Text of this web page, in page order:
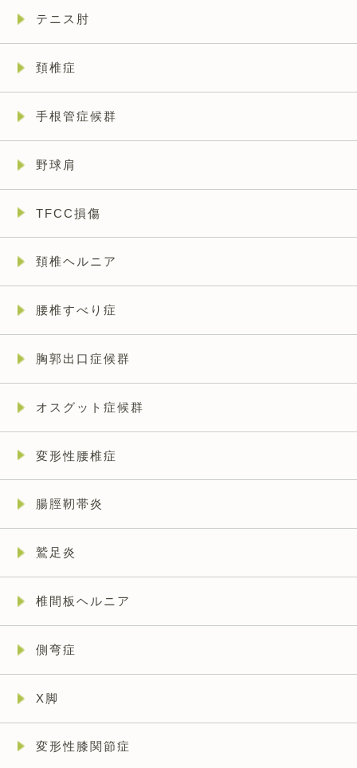
テニス肘
頚椎症
手根管症候群
野球肩
TFCC損傷
頚椎ヘルニア
腰椎すべり症
胸郭出口症候群
オスグット症候群
変形性腰椎症
腸脛靭帯炎
鷲足炎
椎間板ヘルニア
側弯症
X脚
変形性膝関節症